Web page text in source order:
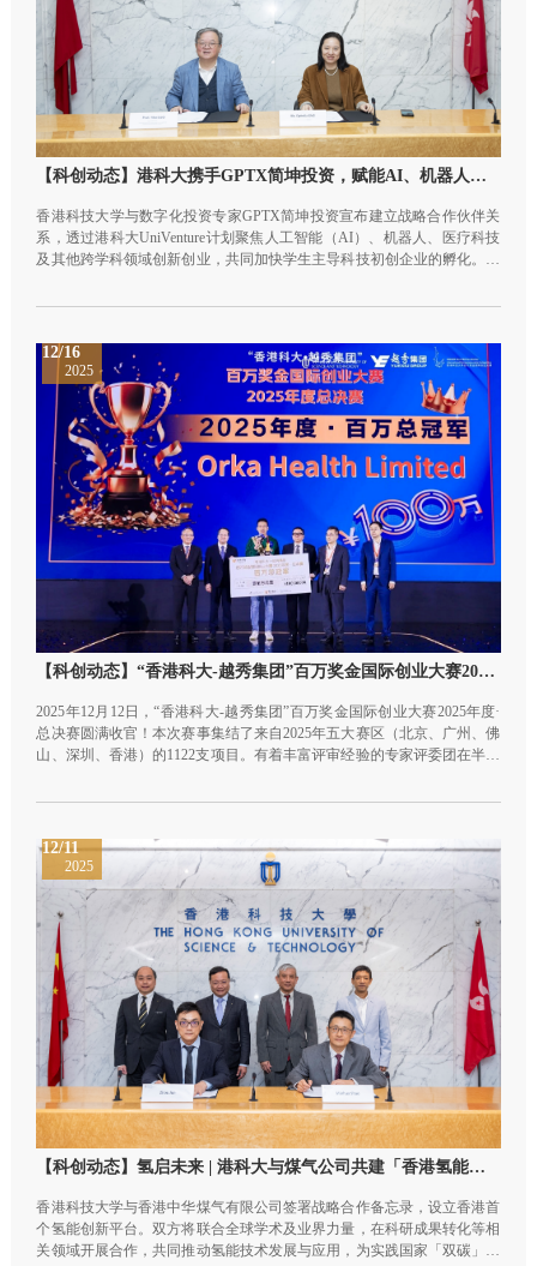
【科创动态】港科大携手GPTX简坤投资，赋能AI、机器人与医疗领域学生创业新浪潮
香港科技大学与数字化投资专家GPTX简坤投资宣布建立战略合作伙伴关
系，透过港科大UniVenture计划聚焦人工智能（AI）、机器人、医疗科技
及其他跨学科领域创新创业，共同加快学生主导科技初创企业的孵化。此
们拓展人脉和建立商业伙伴网络，以进一步壮大港科大多元丰富的创新生
12/16
2025
【科创动态】“香港科大-越秀集团”百万奖金国际创业大赛2025年度·总决赛收官!
2025年12月12日，“香港科大-越秀集团”百万奖金国际创业大赛2025年度·
总决赛圆满收官！本次赛事集结了来自2025年五大赛区（北京、广州、佛
山、深圳、香港）的1122支项目。有着丰富评审经验的专家评委团在半决
10强项目入围总决赛。
12/11
2025
【科创动态】氢启未来 | 港科大与煤气公司共建「香港氢能中心」
香港科技大学与香港中华煤气有限公司签署战略合作备忘录，设立香港首
个氢能创新平台。双方将联合全球学术及业界力量，在科研成果转化等相
关领域开展合作，共同推动氢能技术发展与应用，为实践国家「双碳」战